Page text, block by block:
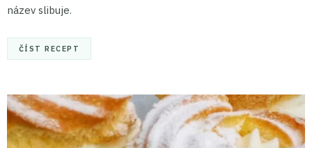
název slibuje.
ČÍST RECEPT